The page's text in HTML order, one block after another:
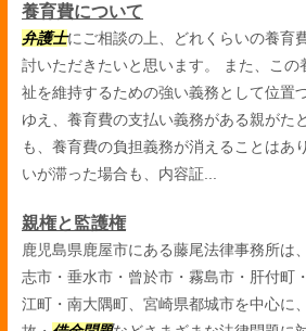
養育費について
弁護士にご相談の上、どれくらいの養育
討いただきたいと思います。 また、この
祉を維持するための強い義務として位置
ゆえ、養育費の支払い義務がある親がた
も、養育費の負担義務が消えることはあ
いが滞った場合も、内容証...
親権と監護権
鹿児島県鹿屋市にある藤尾法律事務所は
志市・垂水市・曾於市・霧島市・肝付町
江町・南大隅町、宮崎県都城市を中心に